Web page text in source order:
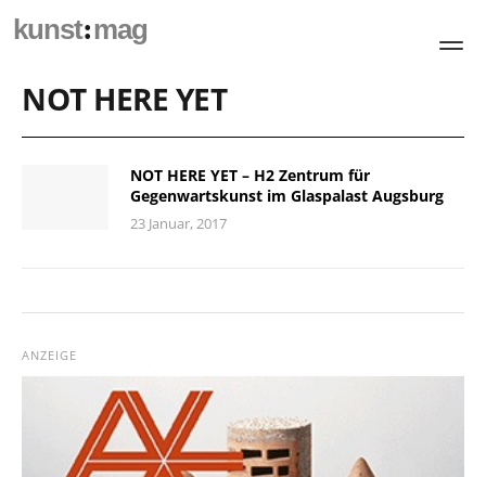
kunst:mag
NOT HERE YET
NOT HERE YET – H2 Zentrum für
Gegenwartskunst im Glaspalast Augsburg
23 Januar, 2017
ANZEIGE